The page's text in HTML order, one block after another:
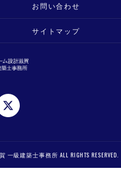
お問い合わせ
サイトマップ
建築士事務所 ALL RIGHTS RESERVED.